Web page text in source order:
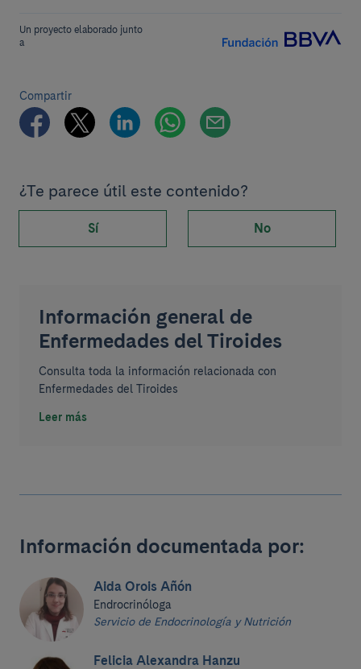
Un proyecto elaborado junto
a
Compartir
¿Te parece útil este contenido?
Sí No
Información general de
Enfermedades del Tiroides
Consulta toda la información relacionada con
Enfermedades del Tiroides
Leer más
Información documentada por:
Aida Orois Añón
Endrocrinóloga
Servicio de Endocrinología y Nutrición
Felicia Alexandra Hanzu